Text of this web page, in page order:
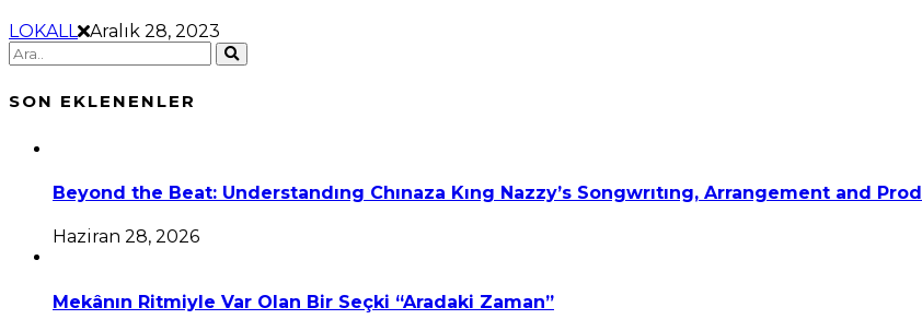
LOKALL Aralık 28, 2023
SON EKLENENLER
Beyond the Beat: Understandıng Chınaza Kıng Nazzy’s Songwrıtıng, Arrangement and
Haziran 28, 2026
Mekânın Ritmiyle Var Olan Bir Seçki “Aradaki Zaman”